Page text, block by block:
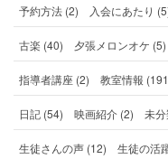
予約方法 (2) 入会にあたり
古楽 (40) 夕張メロンオケ (5)
指導者講座 (2) 教室情報
日記 (54) 映画紹介 (2) 未
生徒さんの声 (12) 生徒の活